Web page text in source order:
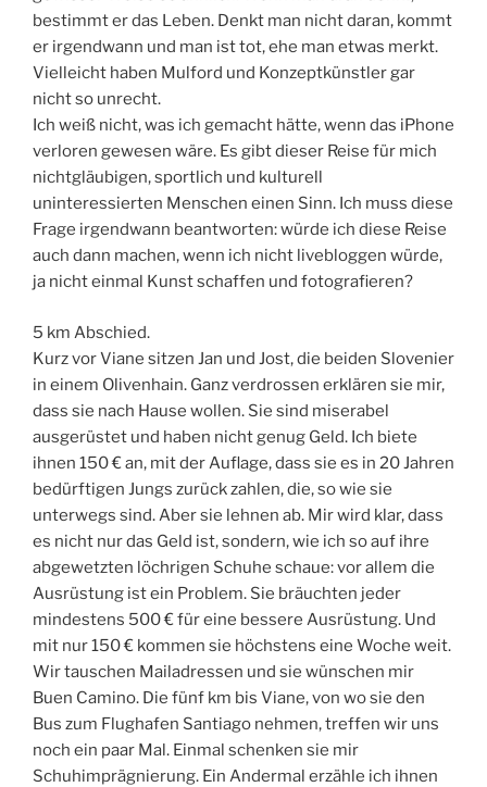
bestimmt er das Leben. Denkt man nicht daran, kommt
er irgendwann und man ist tot, ehe man etwas merkt.
Vielleicht haben Mulford und Konzeptkünstler gar
nicht so unrecht.
Ich weiß nicht, was ich gemacht hätte, wenn das iPhone
verloren gewesen wäre. Es gibt dieser Reise für mich
nichtgläubigen, sportlich und kulturell
uninteressierten Menschen einen Sinn. Ich muss diese
Frage irgendwann beantworten: würde ich diese Reise
auch dann machen, wenn ich nicht livebloggen würde,
ja nicht einmal Kunst schaffen und fotografieren?
5 km Abschied.
Kurz vor Viane sitzen Jan und Jost, die beiden Slovenier
in einem Olivenhain. Ganz verdrossen erklären sie mir,
dass sie nach Hause wollen. Sie sind miserabel
ausgerüstet und haben nicht genug Geld. Ich biete
ihnen 150 € an, mit der Auflage, dass sie es in 20 Jahren
bedürftigen Jungs zurück zahlen, die, so wie sie
unterwegs sind. Aber sie lehnen ab. Mir wird klar, dass
es nicht nur das Geld ist, sondern, wie ich so auf ihre
abgewetzten löchrigen Schuhe schaue: vor allem die
Ausrüstung ist ein Problem. Sie bräuchten jeder
mindestens 500 € für eine bessere Ausrüstung. Und
mit nur 150 € kommen sie höchstens eine Woche weit.
Wir tauschen Mailadressen und sie wünschen mir
Buen Camino. Die fünf km bis Viane, von wo sie den
Bus zum Flughafen Santiago nehmen, treffen wir uns
noch ein paar Mal. Einmal schenken sie mir
Schuhimprägnierung. Ein Andermal erzähle ich ihnen